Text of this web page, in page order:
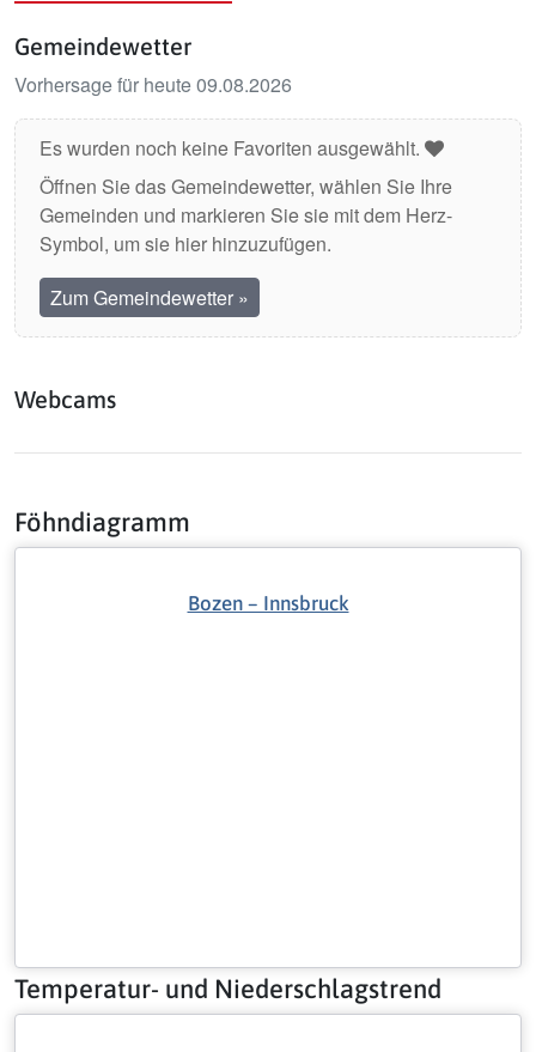
Gemeindewetter
Vorhersage für heute 09.08.2026
Es wurden noch keine Favoriten ausgewählt.
Öffnen Sie das Gemeindewetter, wählen Sie Ihre
Gemeinden und markieren Sie sie mit dem Herz-
Symbol, um sie hier hinzuzufügen.
Zum Gemeindewetter »
Webcams
Föhndiagramm
Bozen – Innsbruck
Temperatur- und Niederschlagstrend